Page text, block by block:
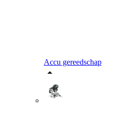
Accu gereedschap